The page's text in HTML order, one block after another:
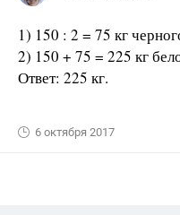
1) 150 : 2 = 75 кг
2) 150 + 75 = 225 кг
Ответ: 225 кг.
6 октября 2017